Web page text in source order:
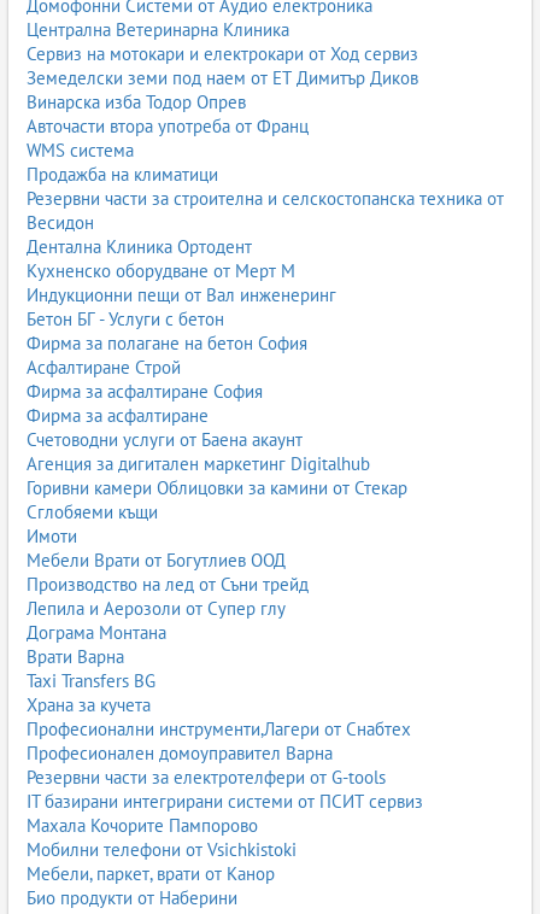
Домофонни Системи от Аудио електроника
Централна Ветеринарна Клиника
Сервиз на мотокари и електрокари от Ход сервиз
Земеделски земи под наем от ЕТ Димитър Диков
Винарска изба Тодор Опрев
Авточасти втора употреба от Франц
WMS система
Продажба на климатици
Резервни части за строителна и селскостопанска техника от
Весидон
Дентална Клиника Ортодент
Кухненско оборудване от Мерт М
Индукционни пещи от Вал инженеринг
Бетон БГ - Услуги с бетон
Фирма за полагане на бетон София
Асфалтиране Строй
Фирма за асфалтиране София
Фирма за асфалтиране
Счетоводни услуги от Баена акаунт
Агенция за дигитален маркетинг Digitalhub
Горивни камери Облицовки за камини от Стекар
Сглобяеми къщи
Имоти
Мебели Врати от Богутлиев ООД
Производство на лед от Съни трейд
Лепила и Аерозоли от Супер глу
Дограма Монтана
Врати Варна
Taxi Transfers BG
Храна за кучета
Професионални инструменти,Лагери от Снабтех
Професионален домоуправител Варна
Резервни части за електротелфери от G-tools
IT базирани интегрирани системи от ПСИТ сервиз
Махала Кочорите Пампорово
Мобилни телефони от Vsichkistoki
Мебели, паркет, врати от Канор
Био продукти от Наберини